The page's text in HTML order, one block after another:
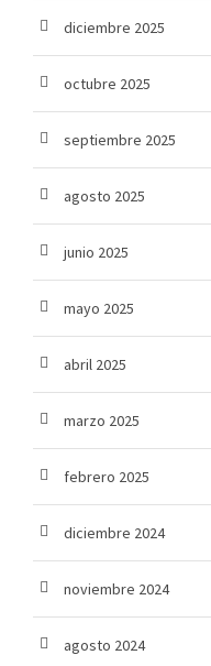
diciembre 2025
octubre 2025
septiembre 2025
agosto 2025
junio 2025
mayo 2025
abril 2025
marzo 2025
febrero 2025
diciembre 2024
noviembre 2024
agosto 2024